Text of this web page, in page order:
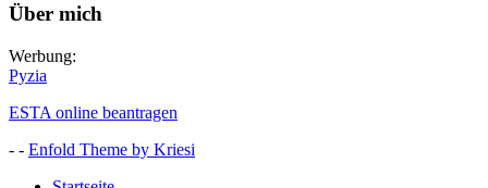
Über mich
Werbung:
Pyzia
ESTA online beantragen
- - Enfold Theme by Kriesi